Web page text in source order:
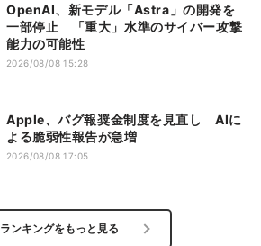
OpenAI、新モデル「Astra」の開発を
一部停止 「重大」水準のサイバー攻撃
能力の可能性
2026/08/08 15:28
Apple、バグ報奨金制度を見直し AIに
よる脆弱性報告が急増
2026/08/08 17:05
ランキングをもっと見る